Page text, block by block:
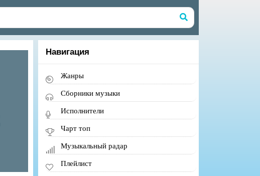
Навигация
Жанры
Сборники музыки
Исполнители
Чарт топ
Музыкальный радар
Плейлист